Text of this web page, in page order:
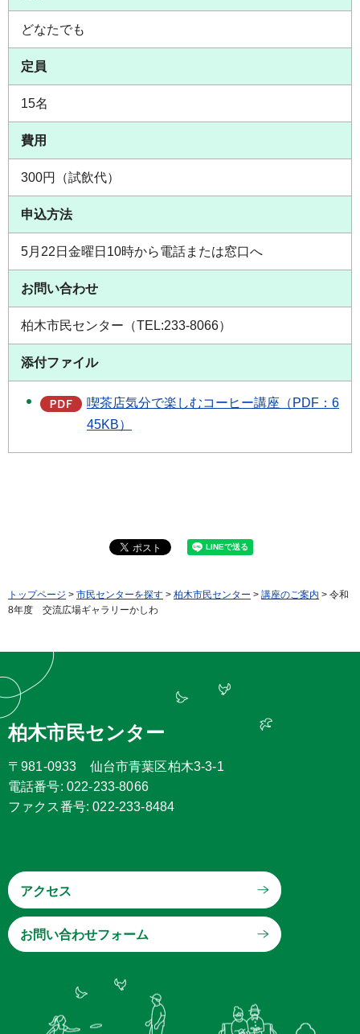
どなたでも
定員
15名
費用
300円（試飲代）
申込方法
5月22日金曜日10時から電話または窓口へ
お問い合わせ
柏木市民センター（TEL:233-8066）
添付ファイル
喫茶店気分で楽しむコーヒー講座（PDF：6
45KB）
トップページ > 市民センターを探す > 柏木市民センター > 講座のご案内 > 令和
8年度 交流広場ギャラリーかしわ
柏木市民センター
〒981-0933 仙台市青葉区柏木3-3-1
電話番号: 022-233-8066
ファクス番号: 022-233-8484
アクセス